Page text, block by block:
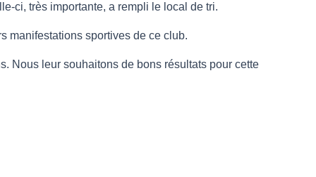
ci, très importante, a rempli le local de tri.
manifestations sportives de ce club.
Nous leur souhaitons de bons résultats pour cette